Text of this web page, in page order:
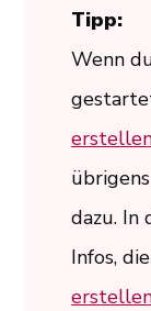
Tipp:
Wenn
dazu.
Infos,